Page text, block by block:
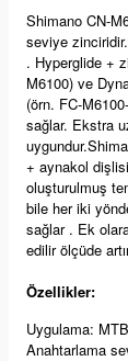
Shimano CN-
seviye
. Hyperglide +
M6100) ve
(örn. FC-
sağlar. Ekstra
+ aynakol
oluşturulmuş
bile her iki
sağlar . Ek
edilir ölçüde
Özellikler:
Uygulama:
Anahtarlama